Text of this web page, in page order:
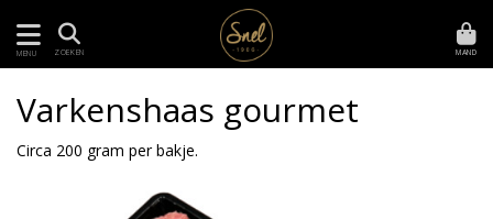
MENU ZOEKEN MAND
Varkenshaas gourmet
Circa 200 gram per bakje.